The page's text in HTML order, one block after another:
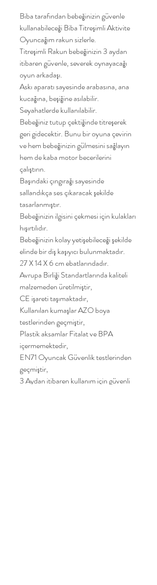
Biba tarafından bebeğinizin güvenle
kullanabileceği Biba Titreşimli Aktivite
Oyuncağım rakun sizlerle.
Titreşimli Rakun bebeğinizin 3 aydan
itibaren güvenle, severek oynayacağı
oyun arkadaşı.
Askı aparatı sayesinde arabasına, ana
kucağına, beşiğine asılabilir.
Seyahatlerde kullanılabilir.
Bebeğiniz tutup çektiğinde titreşerek
geri gidecektir. Bunu bir oyuna çevirin
ve hem bebeğinizin gülmesini sağlayın
hem de kaba motor becerilerini
çalıştırın.
Başındaki çıngırağı sayesinde
sallandıkça ses çıkaracak şekilde
tasarlanmıştır.
Bebeğinizin ilgisini çekmesi için kulakları
hışırtılıdır.
Bebeğinizin kolay yetişebileceği şekilde
elinde bir diş kaşıyıcı bulunmaktadır.
27 X 14 X 6 cm ebatlarındadır.
Avrupa Birliği Standartlarında kaliteli
malzemeden üretilmiştir,
CE işareti taşımaktadır,
Kullanılan kumaşlar AZO boya
testlerinden geçmiştir,
Plastik aksamlar Fitalat ve BPA
içermemektedir,
EN71 Oyuncak Güvenlik testlerinden
geçmiştir,
3 Aydan itibaren kullanım için güvenli